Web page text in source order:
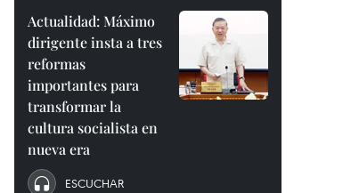
Actualidad: Máximo
dirigente insta a tres
reformas
importantes para
transformar la
cultura socialista en
nueva era
ESCUCHAR